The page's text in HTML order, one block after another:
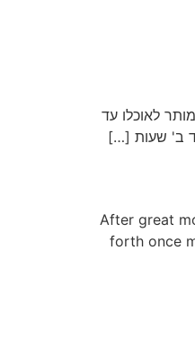
לאוכלו עד
ב' שעות […]
After great
forth once